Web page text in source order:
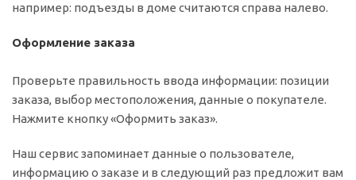
например: подъезды в доме считаются справа налево.
Оформление заказа
Проверьте правильность ввода информации: позиции
заказа, выбор местоположения, данные о покупателе.
Нажмите кнопку «Оформить заказ».
Наш сервис запоминает данные о пользователе,
информацию о заказе и в следующий раз предложит вам